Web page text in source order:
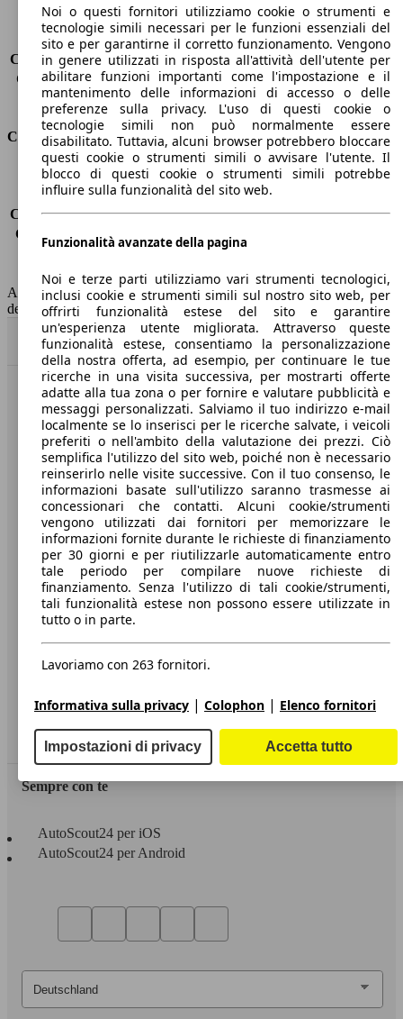
Sedili
5
Carico sul tetto
-
Capacità di traino (senza freni) -
Capacità di traino (con freni)
1400 kg
Volume del bagagliaio
478 - 1623 l
Consumi
Emissioni di CO2*
121 g/km (komb.)
Consumo (urbano)
6.3 l/100km
Consumo (extra-urbano) 4.7 l/100km
Consumo (combinato)*
5.3 l/100km
Capacità del serbatoio
50 l
AutoScout24 non si assume alcuna responsabilità per la correttezza
dei dati.
Torna su
Benvenuti su AutoScout24, il mercato auto europeo.
Società
A proposito di AutoScout24
Stampa
Media
Condizioni generali
Informazioni
Privacy
Dichiarazione di Accessibilità
Servizi
Area rivenditori
Sempre con te
AutoScout24 per iOS
AutoScout24 per Android
Noi o questi fornitori utilizziamo cookie o strumenti e
tecnologie simili necessari per le funzioni essenziali del
sito e per garantirne il corretto funzionamento. Vengono
in genere utilizzati in risposta all'attività dell'utente per
abilitare funzioni importanti come l'impostazione e il
mantenimento delle informazioni di accesso o delle
preferenze sulla privacy. L'uso di questi cookie o
tecnologie simili non può normalmente essere
disabilitato. Tuttavia, alcuni browser potrebbero bloccare
questi cookie o strumenti simili o avvisare l'utente. Il
blocco di questi cookie o strumenti simili potrebbe
influire sulla funzionalità del sito web.
Funzionalità avanzate della pagina
Noi e terze parti utilizziamo vari strumenti tecnologici,
inclusi cookie e strumenti simili sul nostro sito web, per
offrirti funzionalità estese del sito e garantire
un'esperienza utente migliorata. Attraverso queste
funzionalità estese, consentiamo la personalizzazione
della nostra offerta, ad esempio, per continuare le tue
ricerche in una visita successiva, per mostrarti offerte
adatte alla tua zona o per fornire e valutare pubblicità e
messaggi personalizzati. Salviamo il tuo indirizzo e-mail
localmente se lo inserisci per le ricerche salvate, i veicoli
preferiti o nell'ambito della valutazione dei prezzi. Ciò
semplifica l'utilizzo del sito web, poiché non è necessario
reinserirlo nelle visite successive. Con il tuo consenso, le
informazioni basate sull'utilizzo saranno trasmesse ai
concessionari che contatti. Alcuni cookie/strumenti
vengono utilizzati dai fornitori per memorizzare le
informazioni fornite durante le richieste di finanziamento
per 30 giorni e per riutilizzarle automaticamente entro
tale periodo per compilare nuove richieste di
finanziamento. Senza l'utilizzo di tali cookie/strumenti,
tali funzionalità estese non possono essere utilizzate in
tutto o in parte.
Lavoriamo con 263 fornitori.
Informativa sulla privacy | Colophon | Elenco fornitori
Impostazioni di privacy Accetta tutto